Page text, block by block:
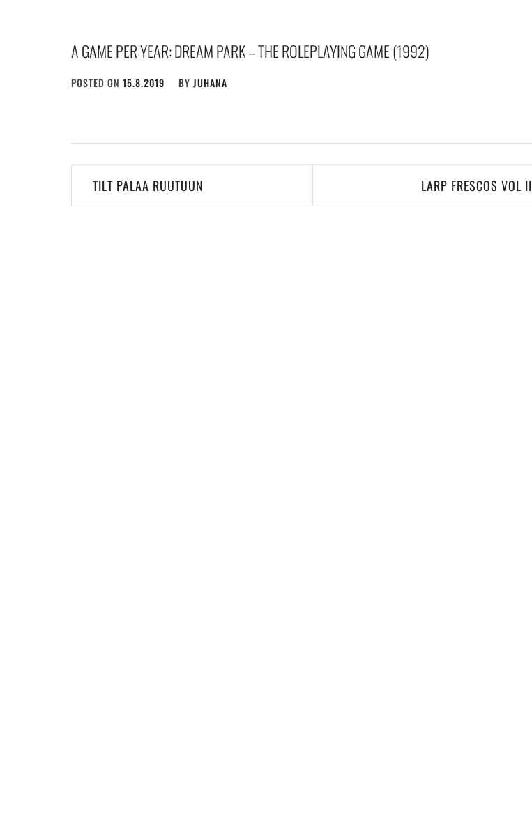
A GAME PER YEAR: DREAM PARK – THE ROLEPLAYING GAME (1992)
POSTED ON 15.8.2019 BY JUHANA
Post
navigation
TILT PALAA RUUTUUN LARP FRESCOS VOL II